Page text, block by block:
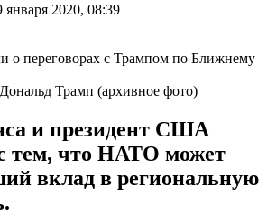
2020, 08:39
Трамп (архивное фото)
и президент США
тем, что НАТО может
вклад в региональную